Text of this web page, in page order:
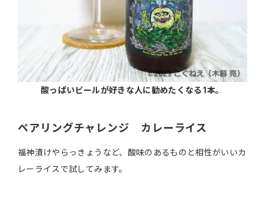
酸っぱいビールが好きな人に勧めたくなる1本。
ペアリングチャレンジ カレーライス
福神漬けやらっきょうなど、酸味のあるものと相性がいいカ
レーライスで試してみます。